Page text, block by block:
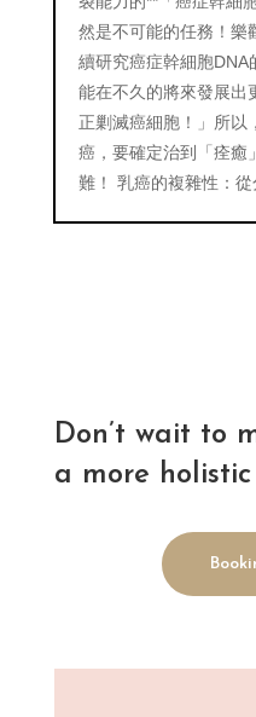
然是不可能的任務！樂
續研究癌症幹細胞DNA
能在不久的將來發展出
正剿滅癌細胞！」所以
癌，要確定治到「痊癒
難！ 乳癌的複雜性：從
Don’t wait to
a more